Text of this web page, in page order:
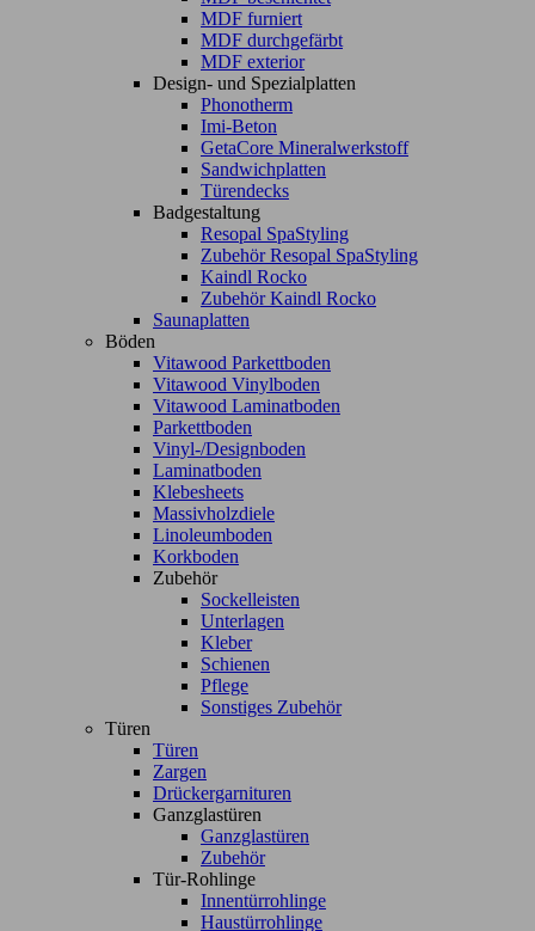
MDF furniert
MDF durchgefärbt
MDF exterior
Design- und Spezialplatten
Phonotherm
Imi-Beton
GetaCore Mineralwerkstoff
Sandwichplatten
Türendecks
Badgestaltung
Resopal SpaStyling
Zubehör Resopal SpaStyling
Kaindl Rocko
Zubehör Kaindl Rocko
Saunaplatten
Böden
Vitawood Parkettboden
Vitawood Vinylboden
Vitawood Laminatboden
Parkettboden
Vinyl-/Designboden
Laminatboden
Klebesheets
Massivholzdiele
Linoleumboden
Korkboden
Zubehör
Sockelleisten
Unterlagen
Kleber
Schienen
Pflege
Sonstiges Zubehör
Türen
Türen
Zargen
Drückergarnituren
Ganzglastüren
Ganzglastüren
Zubehör
Tür-Rohlinge
Innentürrohlinge
Haustürrohlinge